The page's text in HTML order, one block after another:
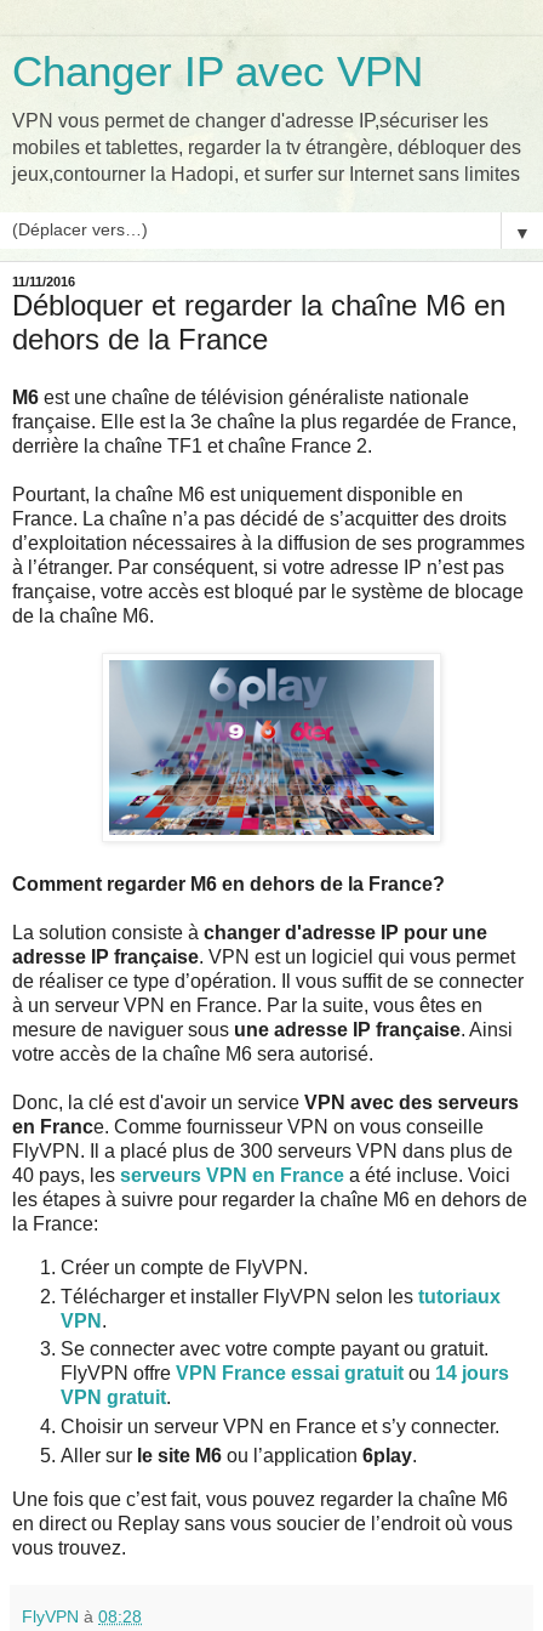
Changer IP avec VPN
VPN vous permet de changer d'adresse IP,sécuriser les
mobiles et tablettes, regarder la tv étrangère, débloquer des
jeux,contourner la Hadopi, et surfer sur Internet sans limites
▼
11/11/2016
Débloquer et regarder la chaîne M6 en
dehors de la France
M6 est une chaîne de télévision généraliste nationale
française. Elle est la 3e chaîne la plus regardée de France,
derrière la chaîne TF1 et chaîne France 2.
Pourtant, la chaîne M6 est uniquement disponible en
France. La chaîne n’a pas décidé de s’acquitter des droits
d’exploitation nécessaires à la diffusion de ses programmes
à l’étranger. Par conséquent, si votre adresse IP n’est pas
française, votre accès est bloqué par le système de blocage
de la chaîne M6.
Comment regarder M6 en dehors de la France?
La solution consiste à changer d'adresse IP pour une
adresse IP française. VPN est un logiciel qui vous permet
de réaliser ce type d’opération. Il vous suffit de se connecter
à un serveur VPN en France. Par la suite, vous êtes en
mesure de naviguer sous une adresse IP française. Ainsi
votre accès de la chaîne M6 sera autorisé.
Donc, la clé est d'avoir un service VPN avec des serveurs
en France. Comme fournisseur VPN on vous conseille
FlyVPN. Il a placé plus de 300 serveurs VPN dans plus de
40 pays, les serveurs VPN en France a été incluse. Voici
les étapes à suivre pour regarder la chaîne M6 en dehors de
la France:
Créer un compte de FlyVPN.
Télécharger et installer FlyVPN selon les tutoriaux
VPN .
Se connecter avec votre compte payant ou gratuit.
FlyVPN offre VPN France essai gratuitou 14 jours
VPN gratuit.
Choisir un serveur VPN en France et s’y connecter.
Aller sur le site M6 ou l’application 6play.
Une fois que c’est fait, vous pouvez regarder la chaîne M6
en direct ou Replay sans vous soucier de l’endroit où vous
vous trouvez.
FlyVPN à 08:28